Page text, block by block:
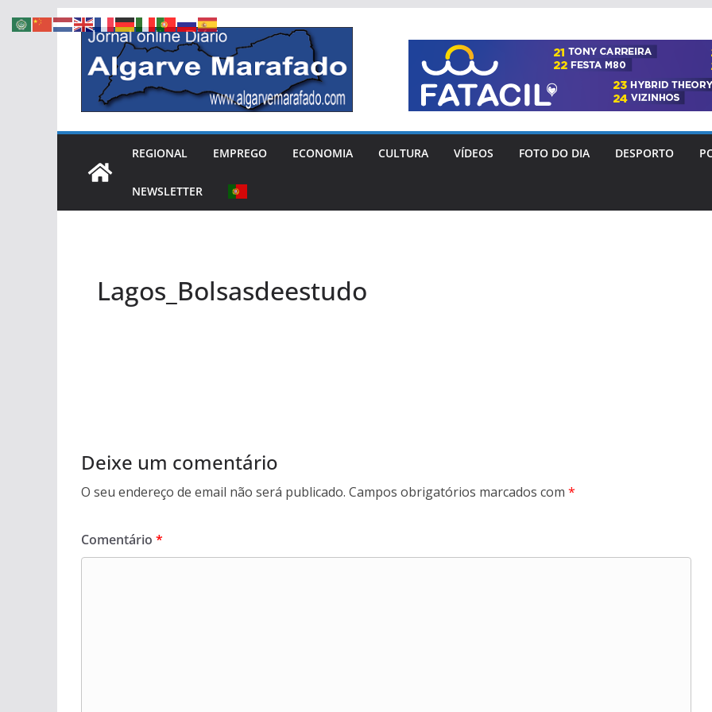
Skip
content
REGIONAL EMPREGO ECONOMIA CULTURA VÍDEOS FOTO DO DIA DESPORTO
NEWSLETTER
Lagos_Bolsasdeestudo
Deixe um comentário
O seu endereço de email não será publicado. Campos obrigatórios marcados com *
Comentário *